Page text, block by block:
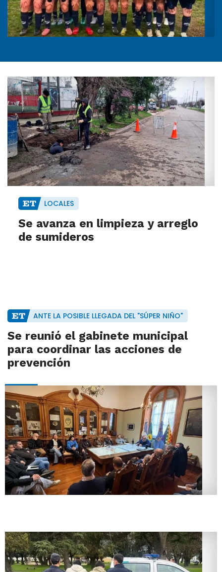
LOCALES
Se avanza en limpieza y arreglo
de sumideros
ANTE LA POSIBLE LLEGADA DEL "SÚPER NIÑO"
Se reunió el gabinete municipal
para coordinar las acciones de
prevención